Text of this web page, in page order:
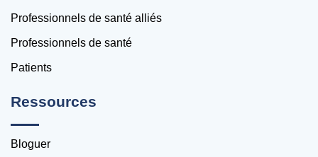
Professionnels de santé alliés
Professionnels de santé
Patients
Ressources
Bloguer